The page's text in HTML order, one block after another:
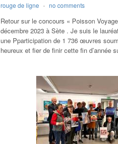
rouge de ligne - no comments
Retour sur le concours « Poisson
décembre 2023 à Sète . Je suis le
une Pparticipation de 1 736 œuvres
heureux et fier de finir cette fin d’année